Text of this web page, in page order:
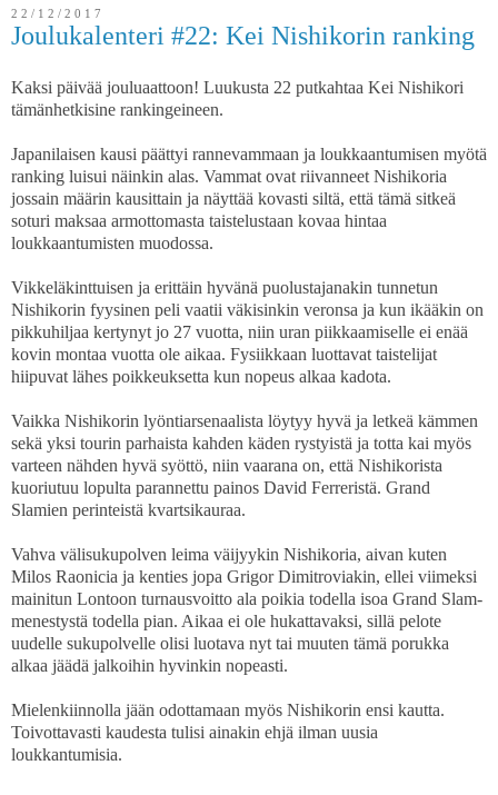
22/12/2017
Joulukalenteri #22: Kei Nishikorin ranking
Kaksi päivää jouluaattoon! Luukusta 22 putkahtaa Kei Nishikori
tämänhetkisine rankingeineen.
Japanilaisen kausi päättyi rannevammaan ja loukkaantumisen myötä
ranking luisui näinkin alas. Vammat ovat riivanneet Nishikoria
jossain määrin kausittain ja näyttää kovasti siltä, että tämä sitkeä
soturi maksaa armottomasta taistelustaan kovaa hintaa
loukkaantumisten muodossa.
Vikkeläkinttuisen ja erittäin hyvänä puolustajanakin tunnetun
Nishikorin fyysinen peli vaatii väkisinkin veronsa ja kun ikääkin on
pikkuhiljaa kertynyt jo 27 vuotta, niin uran piikkaamiselle ei enää
kovin montaa vuotta ole aikaa. Fysiikkaan luottavat taistelijat
hiipuvat lähes poikkeuksetta kun nopeus alkaa kadota.
Vaikka Nishikorin lyöntiarsenaalista löytyy hyvä ja letkeä kämmen
sekä yksi tourin parhaista kahden käden rystyistä ja totta kai myös
varteen nähden hyvä syöttö, niin vaarana on, että Nishikorista
kuoriutuu lopulta parannettu painos David Ferreristä. Grand
Slamien perinteistä kvartsikauraa.
Vahva välisukupolven leima väijyykin Nishikoria, aivan kuten
Milos Raonicia ja kenties jopa Grigor Dimitroviakin, ellei viimeksi
mainitun Lontoon turnausvoitto ala poikia todella isoa Grand Slam-
menestystä todella pian. Aikaa ei ole hukattavaksi, sillä pelote
uudelle sukupolvelle olisi luotava nyt tai muuten tämä porukka
alkaa jäädä jalkoihin hyvinkin nopeasti.
Mielenkiinnolla jään odottamaan myös Nishikorin ensi kautta.
Toivottavasti kaudesta tulisi ainakin ehjä ilman uusia
loukkantumisia.